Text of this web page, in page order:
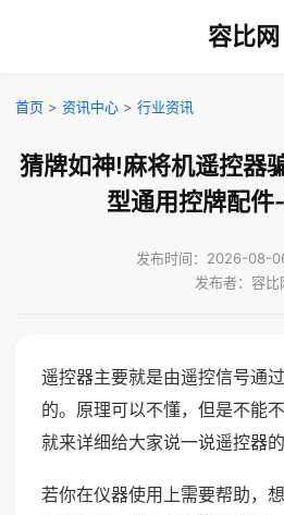
容比网
首页 > 资讯中心 > 行业资讯
猜牌如神!麻将机遥控器
型通用控牌配件
发布时间：2026-08-
发布者：容比
遥控器主要就是由遥控信号通
的。原理可以不懂，但是不能
就来详细给大家说一说遥控器的
若你在仪器使用上需要帮助，